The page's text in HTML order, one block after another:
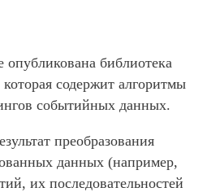
библиотека
которая содержит алгоритмы
событийных данных.
преобразования
данных (например,
их последовательностей